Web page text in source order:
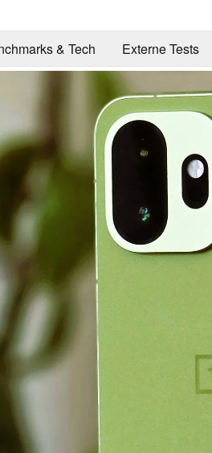
& Tech Externe Tests